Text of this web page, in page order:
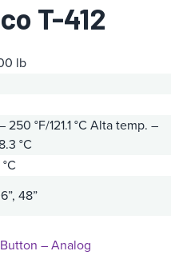
T-412
lb
250 °F/121.1 °C Alta temp. –
°C
48”
Button – Analog